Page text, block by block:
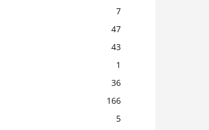
7
47
43
1
36
166
5